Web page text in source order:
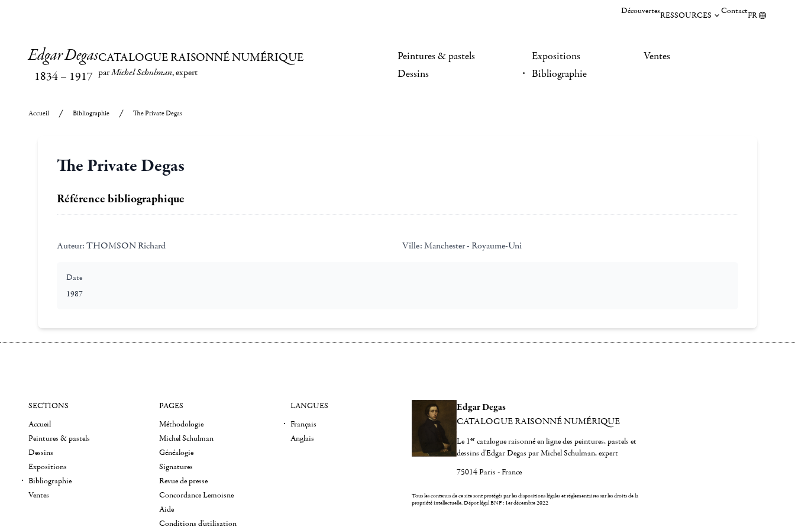
DécouvertesRESSOURCES ContactFR
Edgar Degas
1834– 1917
CATALOGUE RAISONNÉ NUMÉRIQUE
parMichel Schulman, expert
Peintures & pastels
Dessins
Expositions
Bibliographie
Ventes
Accueil Bibliographie The Private Degas
The Private Degas
Référence bibliographique
Auteur: THOMSON Richard Ville: Manchester - Royaume-Uni
Date
1987
Edgar Degas
CATALOGUE RAISONNÉ NUMÉRIQUE
Le 1er catalogue raisonné en ligne des peintures, pastels et
dessins d'Edgar Degas par Michel Schulman, expert
75014 Paris - France
Tous les contenus de ce site sont protégés par les dispositions légales et réglementaires sur les droits de la
propriété intellectuelle.Dépot légal BNF : 1er décembre 2022
SECTIONS
Accueil
Peintures & pastels
Dessins
Expositions
Bibliographie
Ventes
PAGES
Méthodologie
Michel Schulman
Généalogie
Signatures
Revue de presse
Concordance Lemoisne
Aide
Conditions d'utilisation
LANGUES
Français
Anglais